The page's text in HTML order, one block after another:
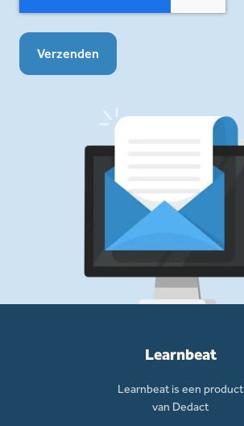
Learnbeat
Learnbeat is een product
van Dedact